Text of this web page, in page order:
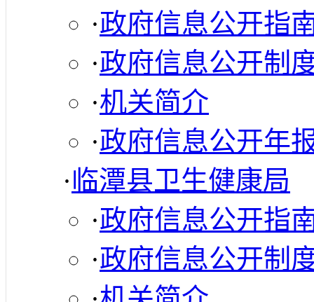
·政府信息公开指
·政府信息公开制
·机关简介
·政府信息公开年
·临潭县卫生健康局
·政府信息公开指
·政府信息公开制